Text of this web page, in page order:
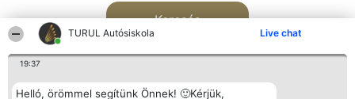
TURUL Autósiskola Live chat
19:37
Helló, örömmel segítünk Önnek! 🙂Kérjük,
Keresés